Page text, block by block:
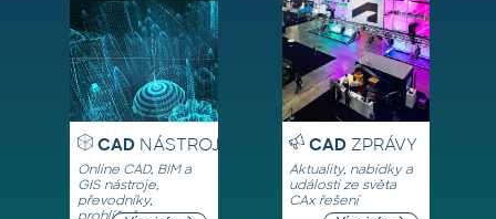
CADNÁSTROJE
Online CAD, BIM a
GIS nástroje,
převodníky,
prohlížeče
CADZPRÁVY
Aktuality, nabídky a
události ze světa
CAx řešení